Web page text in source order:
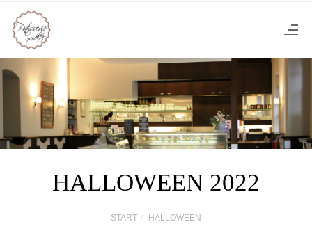
HALLOWEEN 2022
START HALLOWEEN